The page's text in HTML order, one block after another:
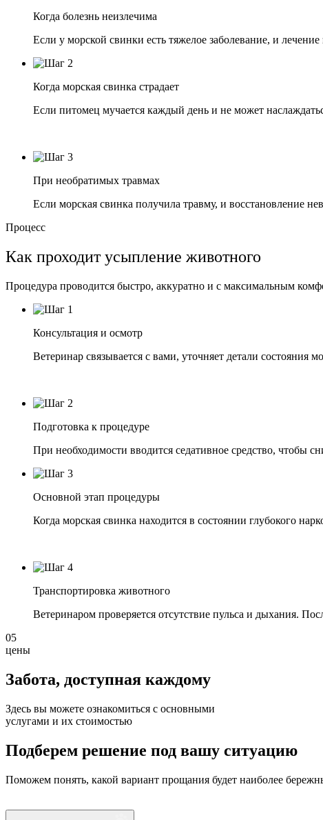
Когда болезнь неизлечима
Если у морской свинки есть тяжелое заболевание, и
Когда морская свинка страдает
Если питомец мучается каждый день и не может
При необратимых травмах
Если морская свинка получила травму, и восстановление
Процесс
Как проходит усыпление животного
Процедура проводится быстро, аккуратно и с максимальным
Консультация и осмотр
Ветеринар связывается с вами, уточняет детали
Подготовка к процедуре
При необходимости вводится седативное средство, чтобы
Основной этап процедуры
Когда морская свинка находится в состоянии глубокого
Транспортировка животного
Ветеринаром проверяется отсутствие пульса и дыхания.
05
цены
Забота, доступная каждому
Здесь вы можете ознакомиться с основными
услугами и их стоимостью
Подберем решение под вашу ситуацию
Поможем понять, какой вариант прощания будет наиболее